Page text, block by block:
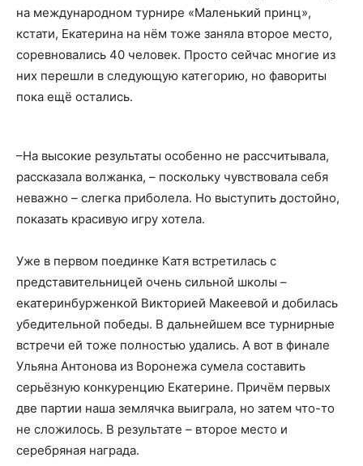
на международном турнире «Маленький принц»,
кстати, Екатерина на нём тоже заняла второе место,
соревновались 40 человек. Просто сейчас многие из
них перешли в следующую категорию, но фавориты
пока ещё остались.
–На высокие результаты особенно не рассчитывала,
рассказала волжанка, – поскольку чувствовала себя
неважно – слегка приболела. Но выступить достойно,
показать красивую игру хотела.
Уже в первом поединке Катя встретилась с
представительницей очень сильной школы –
екатеринбурженкой Викторией Макеевой и добилась
убедительной победы. В дальнейшем все турнирные
встречи ей тоже полностью удались. А вот в финале
Ульяна Антонова из Воронежа сумела составить
серьёзную конкуренцию Екатерине. Причём первых
две партии наша землячка выиграла, но затем что-то
не сложилось. В результате – второе место и
серебряная награда.